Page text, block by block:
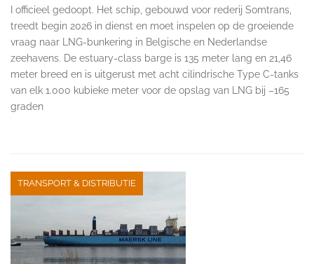
I officieel gedoopt. Het schip, gebouwd voor rederij Somtrans,
treedt begin 2026 in dienst en moet inspelen op de groeiende
vraag naar LNG-bunkering in Belgische en Nederlandse
zeehavens. De estuary-class barge is 135 meter lang en 21,46
meter breed en is uitgerust met acht cilindrische Type C-tanks
van elk 1.000 kubieke meter voor de opslag van LNG bij –165
graden
TRANSPORT & DISTRIBUTIE